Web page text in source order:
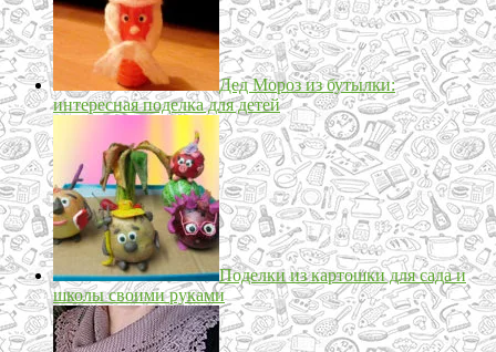
Дед Мороз из бутылки:
интересная поделка для детей
Поделки из картошки для сада и
школы своими руками